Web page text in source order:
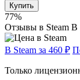
Купить
77%
Отзывы в Steam В
В Steam за 460 ₽
Только